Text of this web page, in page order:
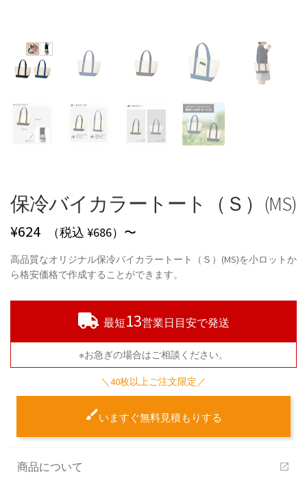
保冷バイカラートート（Ｓ）(MS)
¥624 （税込 ¥686）〜
高品質なオリジナル保冷バイカラートート（Ｓ）(MS)を小ロットか
ら格安価格で作成することができます。
最短13営業日目安で発送
※お急ぎの場合はご相談ください。
＼40枚以上ご注文限定／
いますぐ無料見積もりする
商品について open_in_new